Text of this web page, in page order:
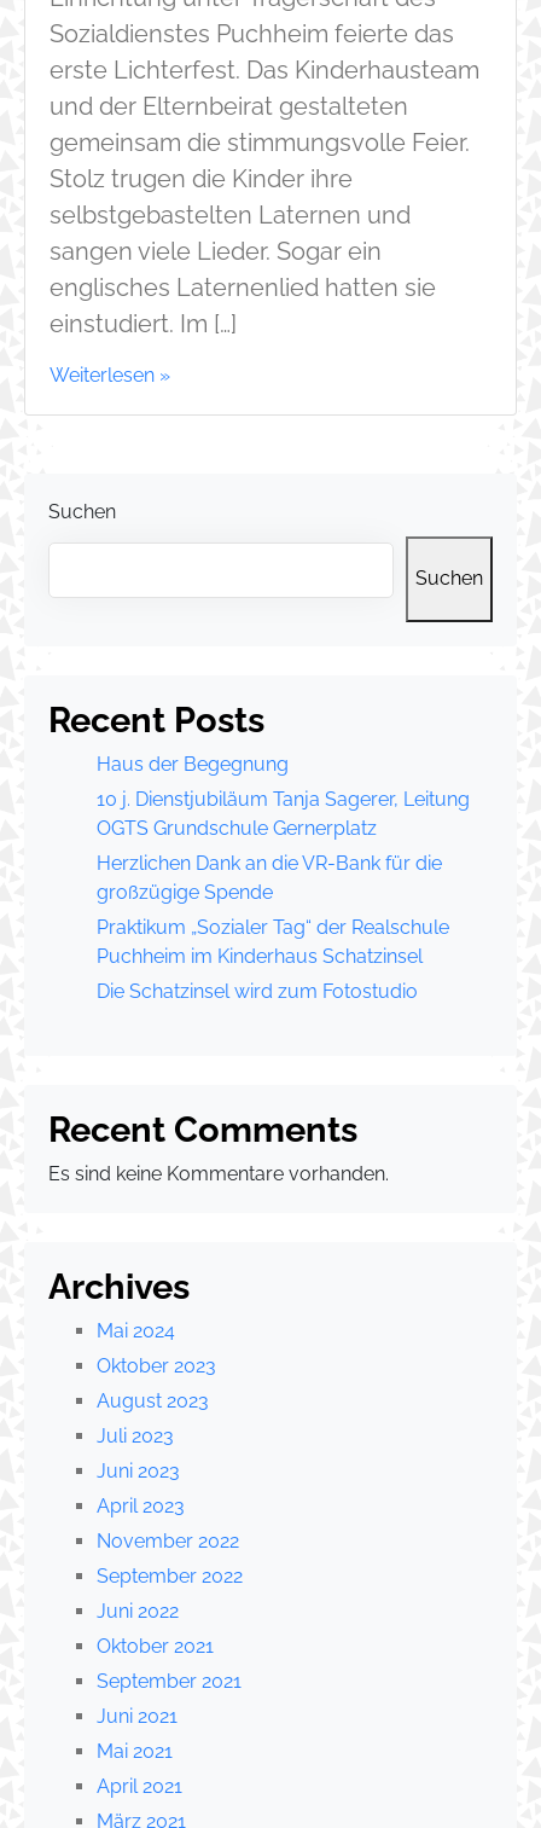
Sozialdienstes Puchheim feierte das
erste Lichterfest. Das Kinderhausteam
und der Elternbeirat gestalteten
gemeinsam die stimmungsvolle Feier.
Stolz trugen die Kinder ihre
selbstgebastelten Laternen und
sangen viele Lieder. Sogar ein
englisches Laternenlied hatten sie
einstudiert. Im […]
Weiterlesen »
Suchen
Suchen
Recent Posts
Haus der Begegnung
10 j. Dienstjubiläum Tanja Sagerer, Leitung
OGTS Grundschule Gernerplatz
Herzlichen Dank an die VR-Bank für die
großzügige Spende
Praktikum „Sozialer Tag“ der Realschule
Puchheim im Kinderhaus Schatzinsel
Die Schatzinsel wird zum Fotostudio
Recent Comments
Es sind keine Kommentare vorhanden.
Archives
Mai 2024
Oktober 2023
August 2023
Juli 2023
Juni 2023
April 2023
November 2022
September 2022
Juni 2022
Oktober 2021
September 2021
Juni 2021
Mai 2021
April 2021
März 2021